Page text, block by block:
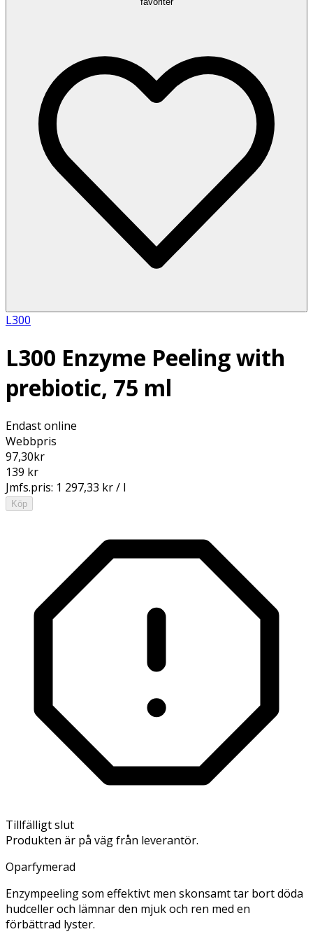
L300
L300 Enzyme Peeling with
prebiotic, 75 ml
Endast online
Webbpris
97,30kr
139 kr
Jmfs.pris: 1 297,33 kr / l
Köp
Tillfälligt slut
Produkten är på väg från leverantör.
Oparfymerad
Enzympeeling som effektivt men skonsamt tar bort döda
hudceller och lämnar den mjuk och ren med en
förbättrad lyster.